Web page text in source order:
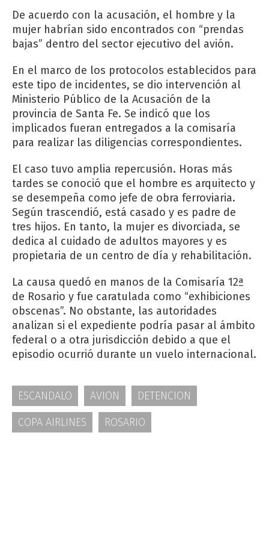
De acuerdo con la acusación, el hombre y la
mujer habrían sido encontrados con “prendas
bajas” dentro del sector ejecutivo del avión.
En el marco de los protocolos establecidos para
este tipo de incidentes, se dio intervención al
Ministerio Público de la Acusación de la
provincia de Santa Fe. Se indicó que los
implicados fueran entregados a la comisaría
para realizar las diligencias correspondientes.
El caso tuvo amplia repercusión. Horas más
tardes se conoció que el hombre es arquitecto y
se desempeña como jefe de obra ferroviaria.
Según trascendió, está casado y es padre de
tres hijos. En tanto, la mujer es divorciada, se
dedica al cuidado de adultos mayores y es
propietaria de un centro de día y rehabilitación.
La causa quedó en manos de la Comisaría 12ª
de Rosario y fue caratulada como “exhibiciones
obscenas”. No obstante, las autoridades
analizan si el expediente podría pasar al ámbito
federal o a otra jurisdicción debido a que el
episodio ocurrió durante un vuelo internacional.
ESCANDALO AVION
DETENCION
COPA AIRLINES
ROSARIO